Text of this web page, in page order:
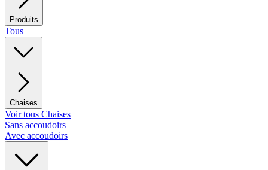
Produits
Tous
Chaises
Voir tous Chaises
Sans accoudoirs
Avec accoudoirs